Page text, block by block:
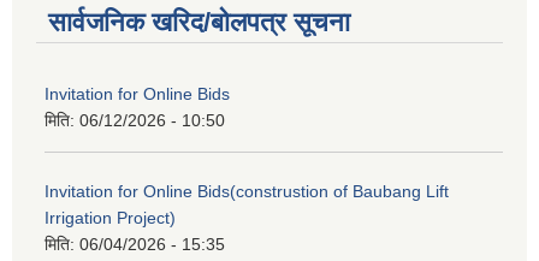
सार्वजनिक खरिद/बोलपत्र सूचना
Invitation for Online Bids
मिति: 06/12/2026 - 10:50
Invitation for Online Bids(construstion of Baubang Lift
Irrigation Project)
मिति: 06/04/2026 - 15:35